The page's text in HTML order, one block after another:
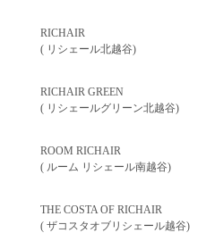
RICHAIR
( リシェール北越谷)
RICHAIR GREEN
( リシェールグリーン北越谷)
ROOM RICHAIR
( ルーム リシェール南越谷)
THE COSTA OF RICHAIR
( ザコスタオブリシェール越谷)